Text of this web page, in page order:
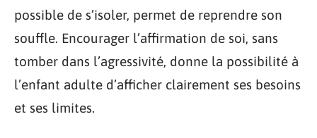
possible de s’isoler, permet de reprendre son
souffle. Encourager l’affirmation de soi, sans
tomber dans l’agressivité, donne la possibilité à
l’enfant adulte d’afficher clairement ses besoins
et ses limites.